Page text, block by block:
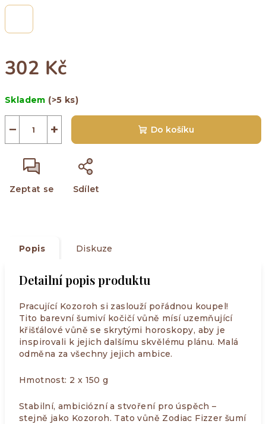
302 Kč
cena:
Skladem (>5 ks)
+
− Do košíku
Zeptat se Sdílet
Popis Diskuze
Detailní popis produktu
Pracující Kozoroh si zaslouží pořádnou koupel!
Tito barevní šumiví kočičí vůně mísí uzemňující
křišťálové vůně se skrytými horoskopy, aby je
inspirovali k jejich dalšímu skvělému plánu. Malá
odměna za všechny jejich ambice.
Hmotnost: 2 x 150 g
Stabilní, ambiciózní a stvoření pro úspěch –
stejně jako Kozoroh. Tato vůně Zodiac Fizzer šumí